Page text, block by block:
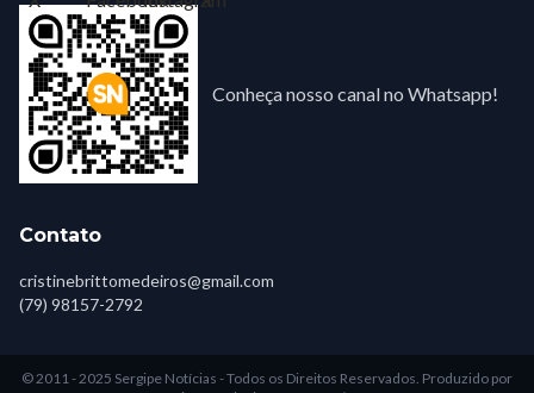
Conheça nosso canal no Whatsapp!
Contato
cristinebrittomedeiros@gmail.com
(79) 98157-2792
© 2011 - 2025 Sergipe Notícias - Todos os Direitos Reservados. Produzido por